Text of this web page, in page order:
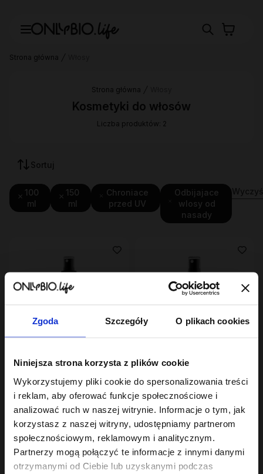
Zgoda Szczegóły O plikach cookies
Niniejsza strona korzysta z plików cookie
Wykorzystujemy pliki cookie do spersonalizowania treści
i reklam, aby oferować funkcje społecznościowe i
analizować ruch w naszej witrynie. Informacje o tym, jak
korzystasz z naszej witryny, udostępniamy partnerom
społecznościowym, reklamowym i analitycznym.
Partnerzy mogą połączyć te informacje z innymi danymi
otrzymanymi od Ciebie lub uzyskanymi podczas
Strona główna
Strona główna
Kosmetyki do włosów
Liczba produktów: 2
Sortuj
100
ml
150
ml
Chroniace
przed UV
Odbijajace
wlosy od
nasady
Hair In Balance By ONLYBIO
Kolor Spray
termoochronny
ochrona przed UV 150
ml
23,99 zł
Najniższa cena z 30 dni przed
obniżką: 23,99 zł
Hair In Balance By ONLYBIO
włosy od nasady 100ml
18,99 zł
Najniższa cena z 30 dni przed
obniżką:18,99 zł